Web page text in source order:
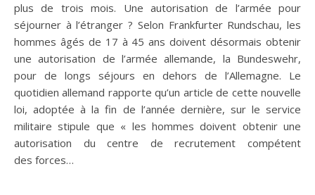
plus de trois mois. Une autorisation de l’armée pour
séjourner à l’étranger ? Selon Frankfurter Rundschau, les
hommes âgés de 17 à 45 ans doivent désormais obtenir
une autorisation de l’armée allemande, la Bundeswehr,
pour de longs séjours en dehors de l’Allemagne. Le
quotidien allemand rapporte qu’un article de cette nouvelle
loi, adoptée à la fin de l’année dernière, sur le service
militaire stipule que « les hommes doivent obtenir une
autorisation du centre de recrutement compétent
des forces…